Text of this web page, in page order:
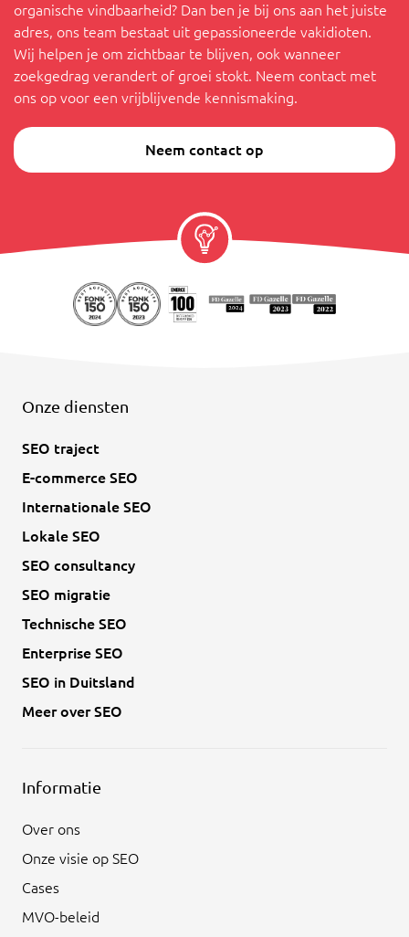
organische vindbaarheid? Dan ben je bij ons aan het juiste
adres, ons team bestaat uit gepassioneerde vakidioten.
Wij helpen je om zichtbaar te blijven, ook wanneer
zoekgedrag verandert of groei stokt. Neem contact met
ons op voor een vrijblijvende kennismaking.
Neem contact op
Onze diensten
SEO traject
E-commerce SEO
Internationale SEO
Lokale SEO
SEO consultancy
SEO migratie
Technische SEO
Enterprise SEO
SEO in Duitsland
Meer over SEO
Informatie
Over ons
Onze visie op SEO
Cases
MVO-beleid